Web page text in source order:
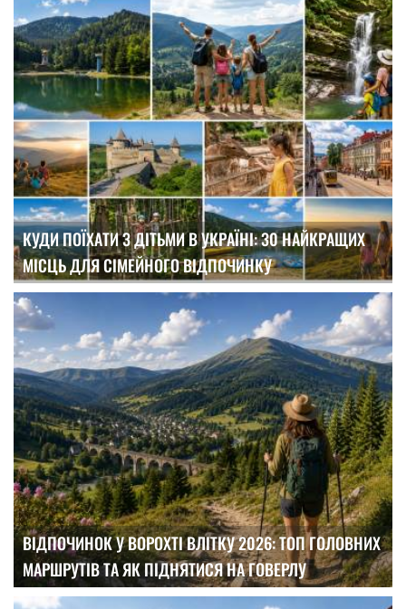
КУДИ ПОЇХАТИ З ДІТЬМИ В УКРАЇНІ: 30 НАЙКРАЩИХ
МІСЦЬ ДЛЯ СІМЕЙНОГО ВІДПОЧИНКУ
ВІДПОЧИНОК У ВОРОХТІ ВЛІТКУ 2026: ТОП ГОЛОВНИХ
МАРШРУТІВ ТА ЯК ПІДНЯТИСЯ НА ГОВЕРЛУ